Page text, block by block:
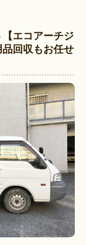
エコアーチジ
回収もお任せ